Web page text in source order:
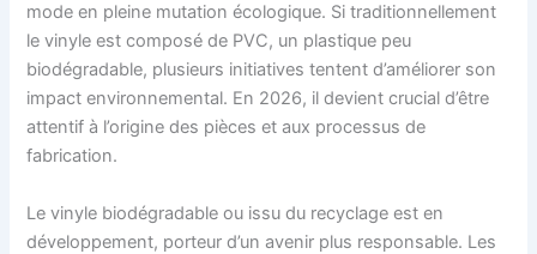
mode en pleine mutation écologique. Si traditionnellement
le vinyle est composé de PVC, un plastique peu
biodégradable, plusieurs initiatives tentent d’améliorer son
impact environnemental. En 2026, il devient crucial d’être
attentif à l’origine des pièces et aux processus de
fabrication.
Le vinyle biodégradable ou issu du recyclage est en
développement, porteur d’un avenir plus responsable. Les